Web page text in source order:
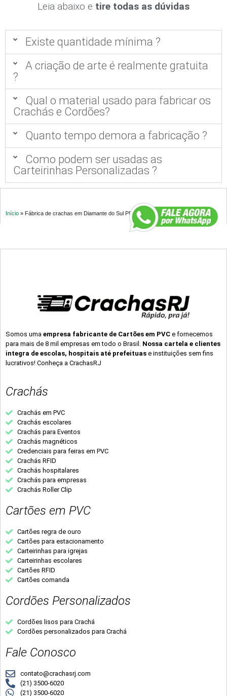
Leia abaixo e tire todas as dúvidas
Existe quantidade mínima ?
A criação de arte é realmente gratuita
?
Qual o material usado para fabricar os
Crachás e Cordões?
Quanto tempo demora a fabricação ?
Como podem ser usadas as
Carteirinhas Personalizadas ?
Início » Fábrica de crachas em Diamante do Sul PR
Somos uma empresa fabricante de Cartões em PVC e fornecemos
para mais de 8 mil empresas em todo o Brasil. Nossa cartela e clientes
integra de escolas, hospitais até prefeituas e instituições sem fins
lucrativos! Conheça a CrachasRJ
Crachás
Crachás em PVC
Crachás escolares
Crachás para Eventos
Crachás magnéticos
Credenciais para feiras em PVC
Crachás RFID
Crachás hospitalares
Crachás para empresas
Crachás Roller Clip
Cartões em PVC
Cartões regra de ouro
Cartões para estacionamento
Carteirinhas para igrejas
Carteirinhas escolares
Cartões RFID
Cartões comanda
Cordões Personalizados
Cordões lisos para Crachá
Cordões personalizados para Crachá
Fale Conosco
contato@crachasrj.com
(21) 3500-6020
(21) 3500-6020